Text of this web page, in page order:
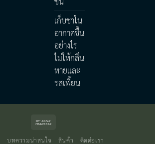
เก็บชาใน
อากาศชื้น
อย่างไร
ไม่ให้กลิ่น
หายและ
รสเพี้ยน
บทความน่าสนใจ สินค้า ติดต่อเรา